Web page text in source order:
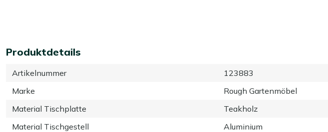
Produktdetails
Artikelnummer
123883
Marke
Rough Gartenmöbel
Material Tischplatte
Teakholz
Material Tischgestell
Aluminium